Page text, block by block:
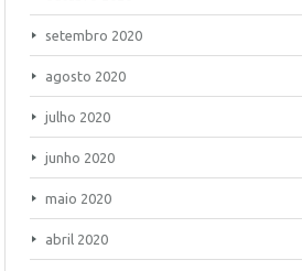
setembro 2020
agosto 2020
julho 2020
junho 2020
maio 2020
abril 2020